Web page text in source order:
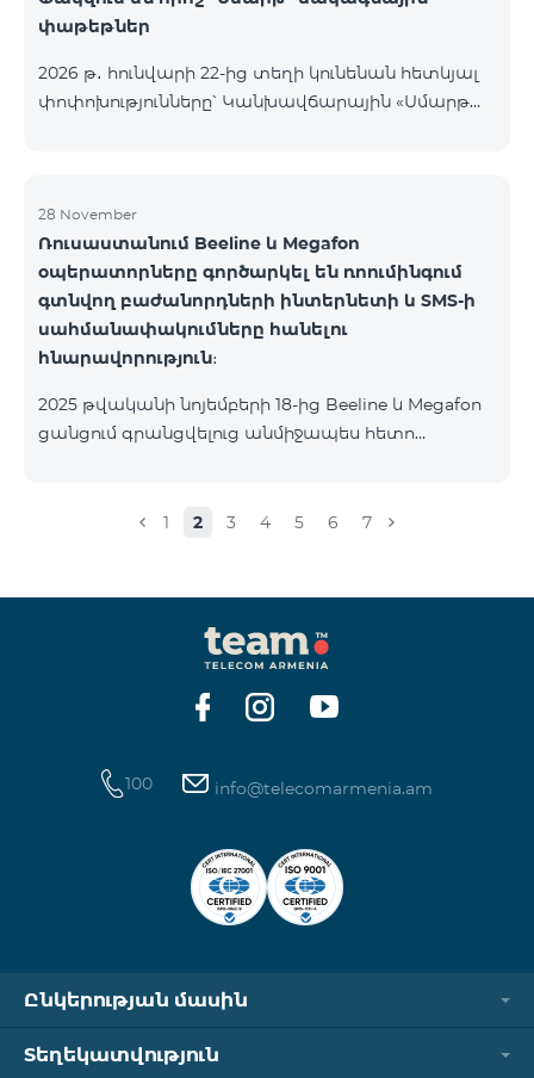
փաթեթներ
2026 թ․ հունվարի 22-ից տեղի կունենան հետևյալ
փոփոխությունները՝ Կանխավճարային «Սմարթ
սակագնային փաթեթին, որի շրջանակներում
կստանան անսահմանափակ ինտերնետ, 2000
րոպե դեպի ՀՀ բոլոր ցանցեր, ԱՄՆ, Կանադա, ՌԴ
Beeline և Tele2 ցանցեր, 500 SMS, 200 ՄԲ
ռոումինգում, 60 TV ալիք։ «BeFree 5000 unlimit»
սակագնային փաթեթի ամսավճարը կազմում է
սակագնային փաթեթը կդադարի գ
28 November
Ռուսաստանում Beeline և Megafon
օպերատորները գործարկել են ռոումինգում
գտնվող բաժանորդների ինտերնետի և SMS-ի
սահմանափակումները հանելու
հնարավորություն։
2025 թվականի նոյեմբերի 18-ից Beeline և Megafon
ցանցում գրանցվելուց անմիջապես հետո
էջին։ Ստուգումը հաջողությամբ անցնելուց հետո
կերպով։ Խնդրում ենք ուշադրություն դարձնել, որ
Captcha հղումն աշխատում է միայն
համապատասխան օպերատորի բջջային
ցանցին միացված լինելու դեպքում։ Wi-Fi-ը և VPN-
ը պետք է անջատված լինեն, հակառակ դեպքում
1 2 3 4 5 6 7
100 info@telecomarmenia.am
Ընկերության մասին
Տեղեկատվություն